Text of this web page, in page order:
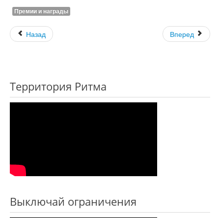
Премии и награды
Назад Вперед
Территория Ритма
Выключай ограничения